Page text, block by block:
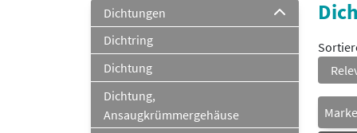
Dichtungen
Dichtring
Dichtung
Dichtung,
Ansaugkrümmergehäuse